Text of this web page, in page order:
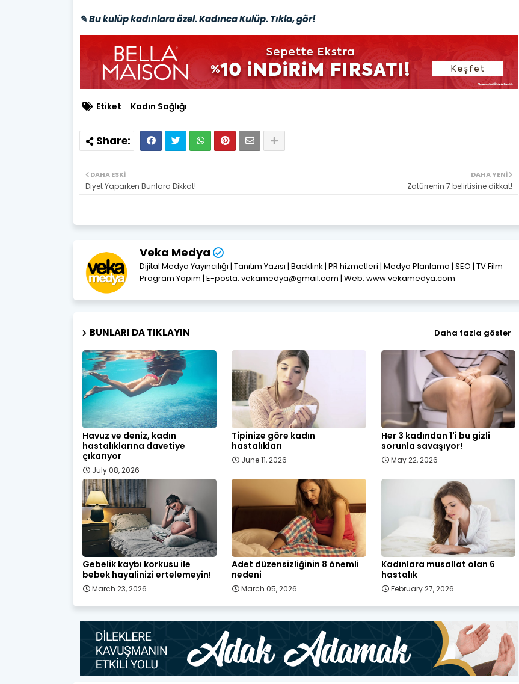
✎ Bu kulüp kadınlara özel. Kadınca Kulüp. Tıkla, gör!
Etiket Kadın Sağlığı
DAHA YENI
Zatürrenin 7 belirtisine dikkat!
DAHA ESKI
Diyet Yaparken Bunlara Dikkat!
Veka Medya
Dijital Medya Yayıncılığı | Tanıtım Yazısı | Backlink | PR hizmetleri | Medya Planlama | SEO | TV Film
Program Yapım | E-posta: vekamedya@gmail.com | Web: www.vekamedya.com
BUNLARI DA TIKLAYIN Daha fazla göster
Havuz ve deniz, kadın
hastalıklarına davetiye
çıkarıyor
July 08, 2026
Tipinize göre kadın
hastalıkları
June 11, 2026
Her 3 kadından 1'i bu gizli
sorunla savaşıyor!
May 22, 2026
Gebelik kaybı korkusu ile
bebek hayalinizi ertelemeyin!
March 23, 2026
Adet düzensizliğinin 8 önemli
nedeni
March 05, 2026
Kadınlara musallat olan 6
hastalık
February 27, 2026